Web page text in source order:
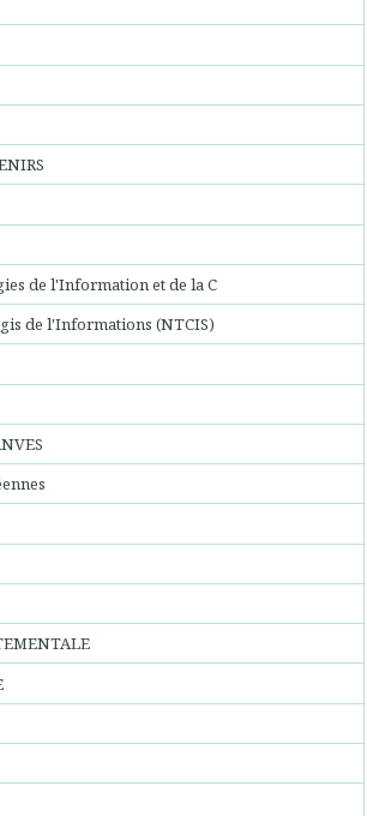
de l'Information et de la C
de l'Informations (NTCIS)